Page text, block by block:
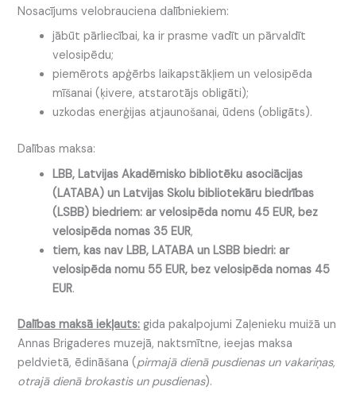
Nosacījums velobrauciena dalībniekiem:
jābūt pārliecībai, ka ir prasme vadīt un pārvaldīt
velosipēdu;
piemērots apģērbs laikapstākļiem un velosipēda
mīšanai (ķivere, atstarotājs obligāti);
uzkodas enerģijas atjaunošanai, ūdens (obligāts).
Dalības maksa:
LBB, Latvijas Akadēmisko bibliotēku asociācijas
(LATABA) un Latvijas Skolu bibliotekāru biedrības
(LSBB) biedriem: ar velosipēda nomu 45 EUR, bez
velosipēda nomas 35 EUR,
tiem, kas nav LBB, LATABA un LSBB biedri: ar
velosipēda nomu 55 EUR, bez velosipēda nomas 45
EUR.
Dalības maksā iekļauts: gida pakalpojumi Zaļenieku muižā un
Annas Brigaderes muzejā, naktsmītne, ieejas maksa
peldvietā, ēdināšana (pirmajā dienā pusdienas un vakariņas,
otrajā dienā brokastis un pusdienas).